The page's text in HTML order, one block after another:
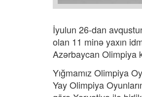
İyulun 26-dan
olan 11 minə yaxın
Azərbaycan Olimpiya
Yığmamız Olimpiya
Yay Olimpiya